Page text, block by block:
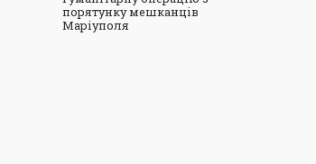
порятунку мешканців
Маріуполя